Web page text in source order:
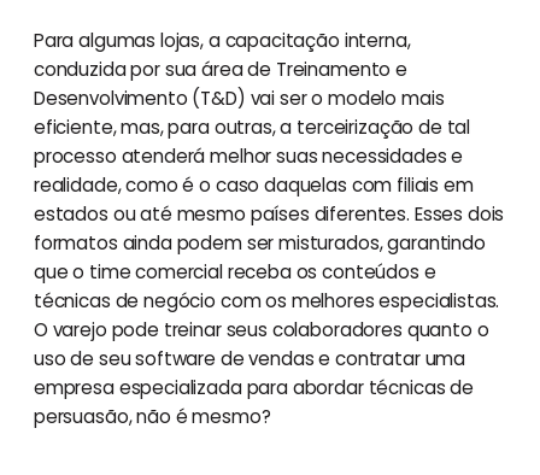
Para algumas lojas, a capacitação interna,
conduzida por sua área de Treinamento e
Desenvolvimento (T&D) vai ser o modelo mais
eficiente, mas, para outras, a terceirização de tal
processo atenderá melhor suas necessidades e
realidade, como é o caso daquelas com filiais em
estados ou até mesmo países diferentes. Esses dois
formatos ainda podem ser misturados, garantindo
que o time comercial receba os conteúdos e
técnicas de negócio com os melhores especialistas.
O varejo pode treinar seus colaboradores quanto o
uso de seu software de vendas e contratar uma
empresa especializada para abordar técnicas de
persuasão, não é mesmo?